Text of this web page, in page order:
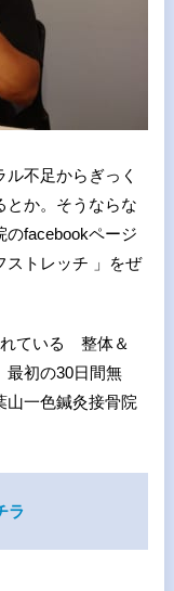
不足からぎっく
か。そうならな
facebookページ
ストレッチ 」をぜ
れている 整体＆
最初の30日間無
山一色鍼灸接骨院
ラ